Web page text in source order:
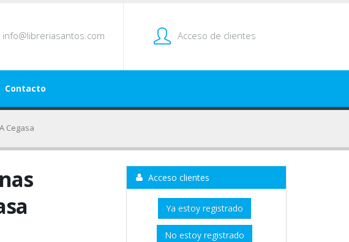
info@libreriasantos.com Acceso de clientes
Contacto
Cegasa
Acceso clientes
Ya estoy registrado
No estoy registrado